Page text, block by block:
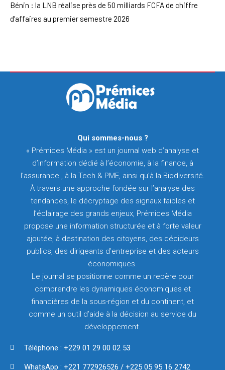
Bénin : la LNB réalise près de 50 milliards FCFA de chiffre
d’affaires au premier semestre 2026
Qui sommes-nous ?
« Prémices Média » est un journal web d’analyse et
d’information dédié à l’économie, à la finance, à
l’assurance , à la Tech & PME, ainsi qu’à la Biodiversité.
À travers une approche fondée sur l’analyse des
tendances, le décryptage des signaux faibles et
l’éclairage des grands enjeux, Prémices Média
propose une information structurée et à forte valeur
ajoutée, à destination des citoyens, des décideurs
publics, des dirigeants d’entreprise et des acteurs
économiques.
Le journal se positionne comme un repère pour
comprendre les dynamiques économiques et
financières de la sous-région et du continent, et
comme un outil d’aide à la décision au service du
développement.
Téléphone : +229 01 29 00 02 53
WhatsApp : +221 772926526 / +225 05 95 16 2742